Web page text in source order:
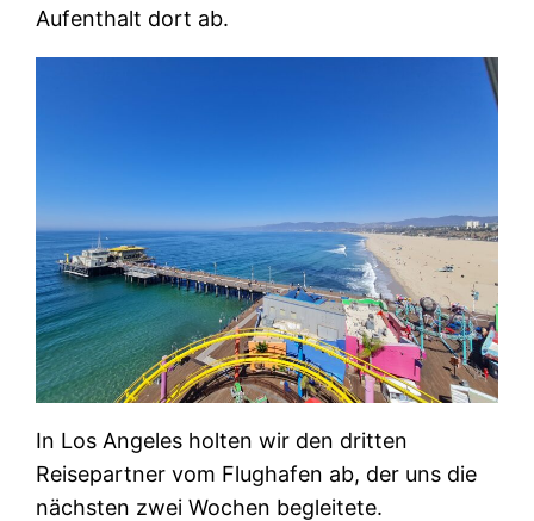
Aufenthalt dort ab.
In Los Angeles holten wir den dritten
Reisepartner vom Flughafen ab, der uns die
nächsten zwei Wochen begleitete.